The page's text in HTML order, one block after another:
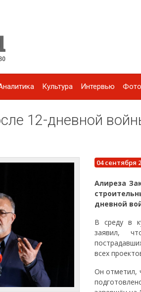
Культура Интервью
12-дневной
04 сентября
Алиреза
дневной
В среду в
заявил,
всех
Он отметил,